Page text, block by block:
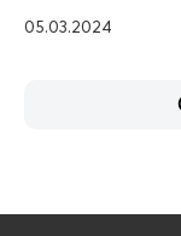
05.03.2024